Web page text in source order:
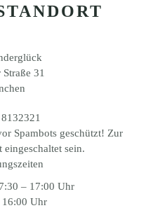
31
Spambots geschützt! Zur
eingeschaltet sein.
– 17:00 Uhr
16:00 Uhr